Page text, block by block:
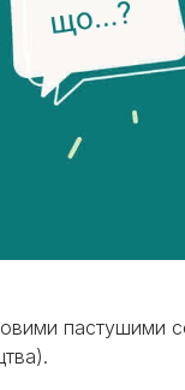
пастушими